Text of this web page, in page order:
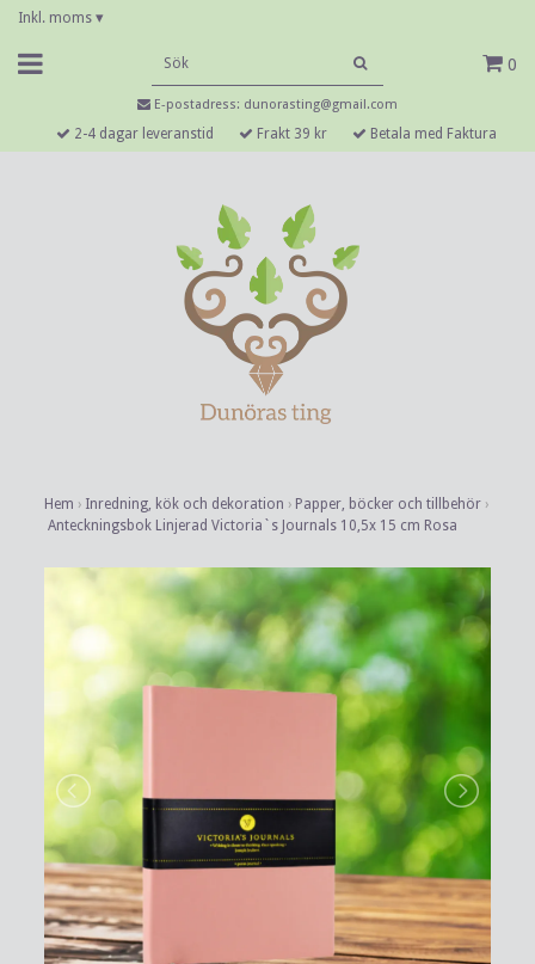
Inkl. moms ▾
0
E-postadress: dunorasting@gmail.com
2-4 dagar leveranstid Frakt 39 kr Betala med Faktura
Hem › Inredning, kök och dekoration › Papper, böcker och tillbehör ›
Anteckningsbok Linjerad Victoria`s Journals 10,5x 15 cm Rosa